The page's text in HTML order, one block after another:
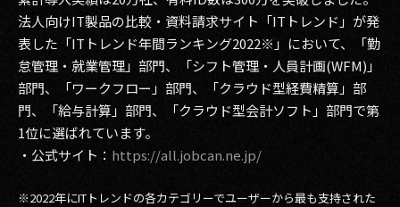
法人向けIT製品の比較・資料請求サイト「ITトレンド」が発
表した「ITトレンド年間ランキング2022※」において、「勤
怠管理・就業管理」部門、「シフト管理・人員計画(WFM)」
部門、「ワークフロー」部門、「クラウド型経費精算」部
門、「給与計算」部門、「クラウド型会計ソフト」部門で第
1位に選ばれています。
・公式サイト： https://all.jobcan.ne.jp/
※2022年にITトレンドの各カテゴリーでユーザーから最も支持された